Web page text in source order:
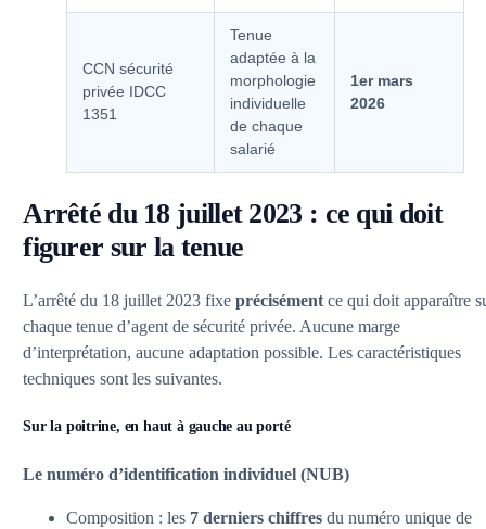
CCN sécurité
privée IDCC
1351
Tenue
adaptée à la
morphologie
individuelle
de chaque
salarié
1er mars
2026
Arrêté du 18 juillet 2023 : ce qui doit
figurer sur la tenue
L’arrêté du 18 juillet 2023 fixeprécisément ce qui doit apparaître
chaque tenue d’agent de sécurité privée. Aucune marge
d’interprétation, aucune adaptation possible. Les caractéristiques
techniques sont les suivantes.
Sur la poitrine, en haut à gauche au porté
Le numéro d’identification individuel (NUB)
Composition : les 7 derniers chiffres du numéro unique de